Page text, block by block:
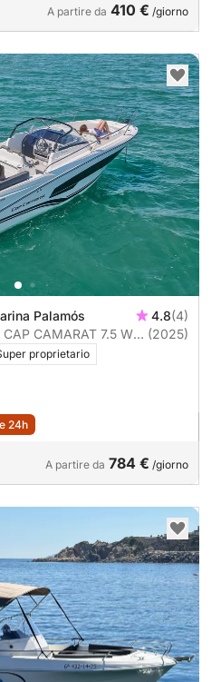
A partire da 410 € /giorno
Palamós 4.8(4)
CAMARAT 7.5 WA (2025)
proprietario
24h
A partire da 784 € /giorno